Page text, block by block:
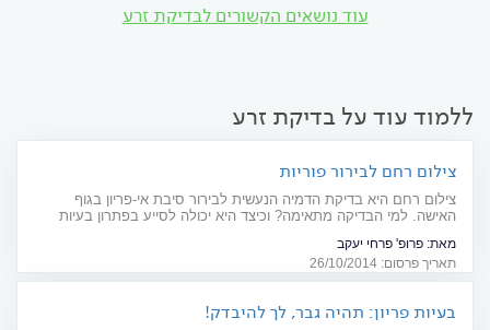
עוד נושאים הקשורים לבדיקת זרע
ללמוד עוד על בדיקת זרע
צילום רחם לבירור פוריות
צילום רחם היא בדיקת הדמיה הנעשית לבירור סיבת אי-פריון בגוף
האישה. למי הבדיקה מתאימה? וכיצד היא יכולה לסייע בפתרון בעיות
מאת: פרופ' פרחי יעקב
תאריך פרסום: 26/10/2014
בעיות פריון: תהיה גבר, לך להיבדק!